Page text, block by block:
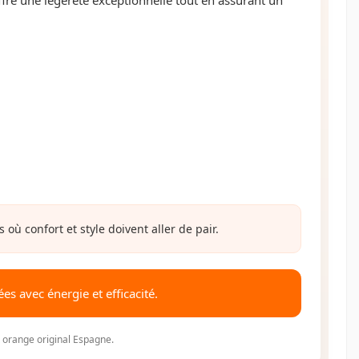
confort et style doivent aller de pair.
avec énergie et efficacité.
original Espagne.